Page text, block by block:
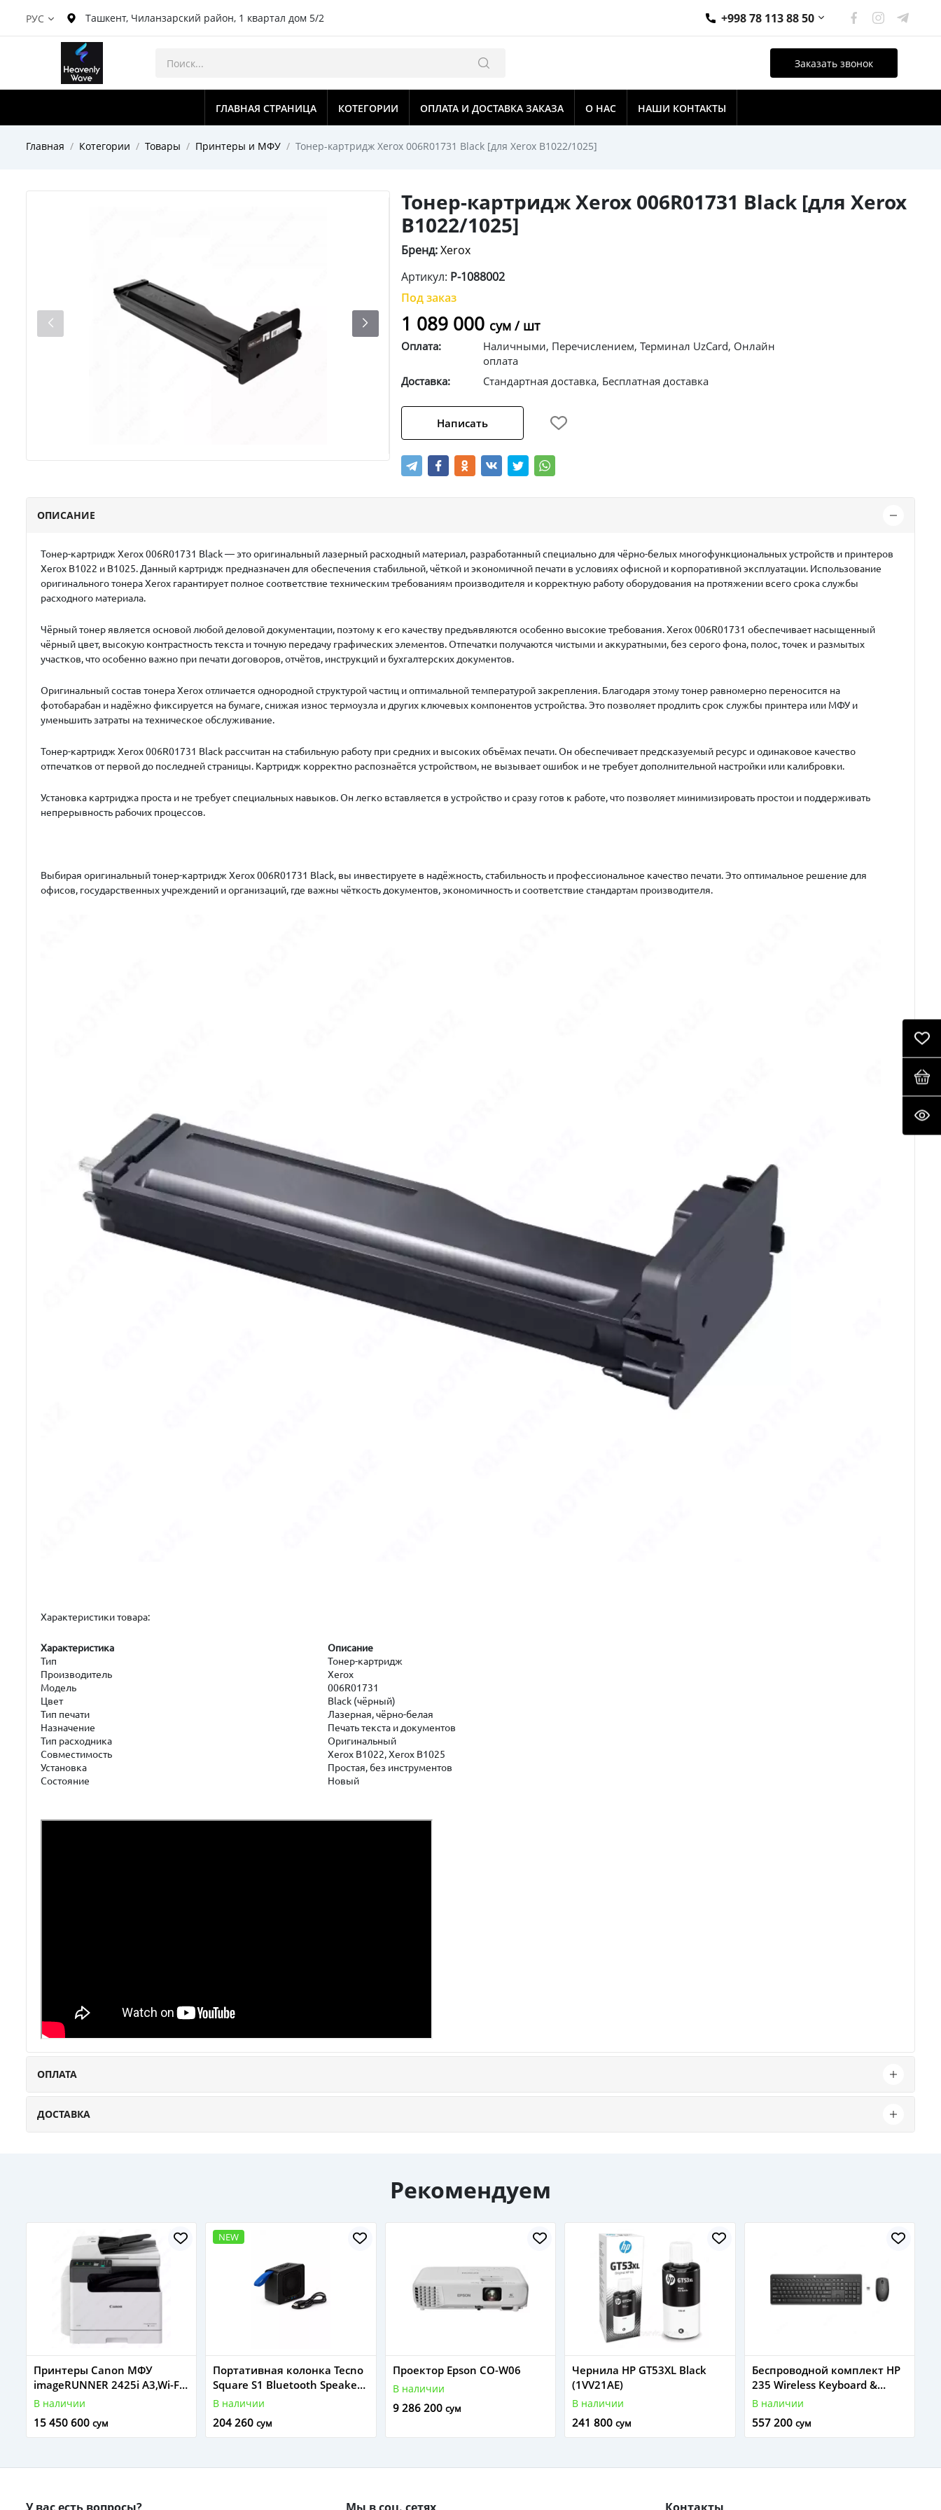
РУС Ташкент, Чиланзарский район, 1 квартал дом 5/2 +998 78 113 88 50
Заказать звонок
ГЛАВНАЯ СТРАНИЦА КОТЕГОРИИ ОПЛАТА И ДОСТАВКА ЗАКАЗА О НАС НАШИ КОНТАКТЫ
Главная Котегории Товары Принтеры и МФУ Тонер-картридж Xerox 006R01731 Black [для Xerox B1022/1025]
Тонер-картридж Xerox 006R01731 Black [для Xerox
B1022/1025]
Бренд:Xerox
Артикул: P-1088002
Под заказ
1 089 000 сум / шт
Оплата:
Наличными, Перечислением, Терминал UzCard, Онлайн
оплата
Доставка:
Стандартная доставка, Бесплатная доставка
Написать
ОПИСАНИЕ
Тонер-картридж Xerox 006R01731 Black— это оригинальный лазерный расходный материал, разработанный специально для чёрно-белых многофункциональных устройств и принтеров
Xerox B1022 и B1025. Данный картридж предназначен для обеспечения стабильной, чёткой и экономичной печати в условиях офисной и корпоративной эксплуатации. Использование
оригинального тонера Xerox гарантирует полное соответствие техническим требованиям производителя и корректную работу оборудования на протяжении всего срока службы
расходного материала.
Чёрный тонер является основой любой деловой документации, поэтому к его качеству предъявляются особенно высокие требования. Xerox 006R01731 обеспечивает насыщенный
чёрный цвет, высокую контрастность текста и точную передачу графических элементов. Отпечатки получаются чистыми и аккуратными, без серого фона, полос, точек и размытых
участков, что особенно важно при печати договоров, отчётов, инструкций и бухгалтерских документов.
Оригинальный состав тонера Xerox отличается однородной структурой частиц и оптимальной температурой закрепления. Благодаря этому тонер равномерно переносится на
фотобарабан и надёжно фиксируется на бумаге, снижая износ термоузла и других ключевых компонентов устройства. Это позволяет продлить срок службы принтера или МФУ и
уменьшить затраты на техническое обслуживание.
Тонер-картридж Xerox 006R01731 Black рассчитан на стабильную работу при средних и высоких объёмах печати. Он обеспечивает предсказуемый ресурс и одинаковое качество
отпечатков от первой до последней страницы. Картридж корректно распознаётся устройством, не вызывает ошибок и не требует дополнительной настройки или калибровки.
Установка картриджа проста и не требует специальных навыков. Он легко вставляется в устройство и сразу готов к работе, что позволяет минимизировать простои и поддерживать
непрерывность рабочих процессов.
Выбирая оригинальный тонер-картридж Xerox 006R01731 Black, вы инвестируете в надёжность, стабильность и профессиональное качество печати. Это оптимальное решение для
офисов, государственных учреждений и организаций, где важны чёткость документов, экономичность и соответствие стандартам производителя.
Характеристики товара:
Характеристика
Описание
Тип
Тонер-картридж
Производитель
Xerox
Модель
006R01731
Цвет
Black (чёрный)
Тип печати
Лазерная, чёрно-белая
Назначение
Печать текста и документов
Тип расходника
Оригинальный
Совместимость
Xerox B1022, Xerox B1025
Установка
Простая, без инструментов
Состояние
Новый
ОПЛАТА
ДОСТАВКА
Рекомендуем
Принтеры Canon МФУ
imageRUNNER 2425i A3,Wi-Fi
(4293C004AA)
В наличии
15 450 600 сум
NEW
Портативная колонка Tecno
Square S1 Bluetooth Speaker
Black
В наличии
204 260сум
Проектор Epson CO-W06
В наличии
9 286 200 сум
Чернила HP GT53XL Black
(1VV21AE)
В наличии
241 800сум
Беспроводной комплект HP
235 Wireless Keyboard &
Mouse Combo (1Y4D0UT),
В наличии
557 200 сум